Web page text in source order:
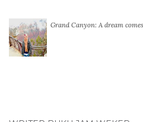
Grand Canyon: A dream